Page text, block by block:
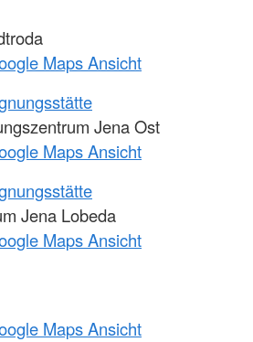
Maps Ansicht
Jena Ost
Maps Ansicht
Jena Lobeda
Maps Ansicht
Maps Ansicht